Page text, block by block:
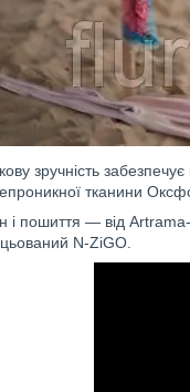
зручність
тканини
і пошиття — від
N-ZiGO.